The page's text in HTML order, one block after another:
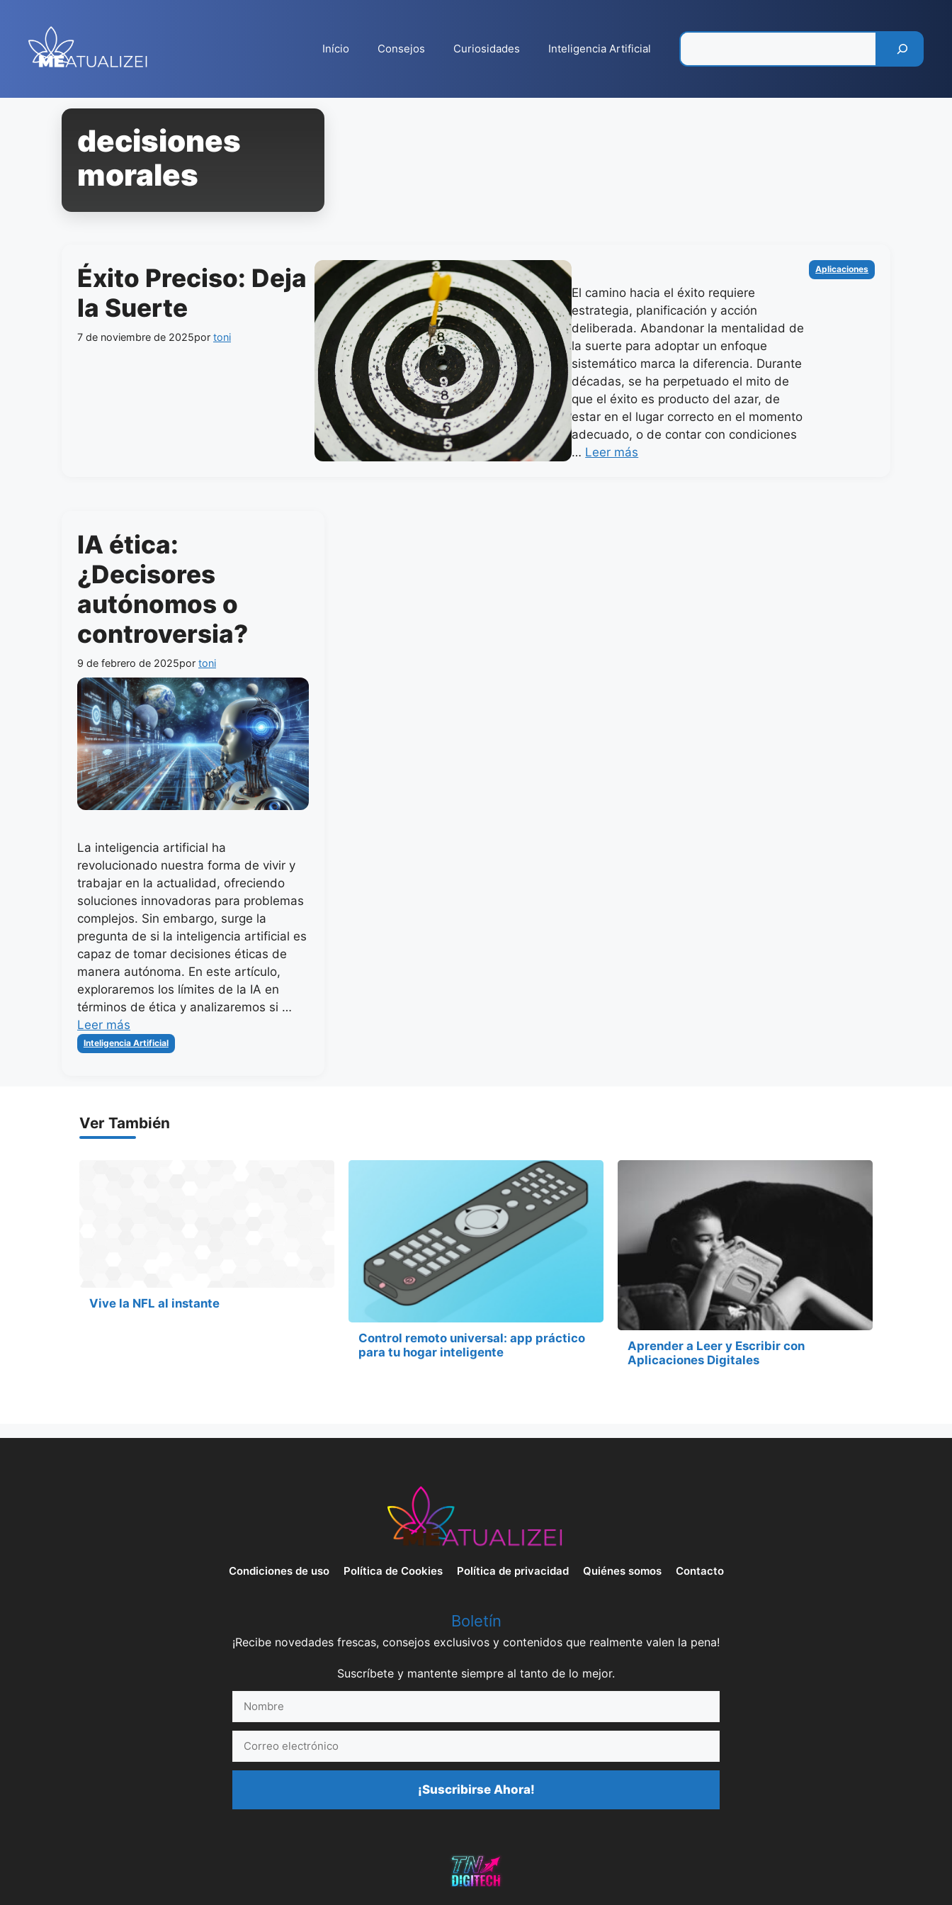
contenido
Início Consejos Curiosidades Inteligencia Artificial
decisiones
morales
Éxito Preciso: Deja
la Suerte
7 de noviembre de 2025por toni
El camino hacia el éxito requiere
estrategia, planificación y acción
deliberada. Abandonar la mentalidad de
la suerte para adoptar un enfoque
sistemático marca la diferencia. Durante
décadas, se ha perpetuado el mito de
que el éxito es producto del azar, de
estar en el lugar correcto en el momento
adecuado, o de contar con condiciones
… Leer más
Categorías
Aplicaciones
IA ética:
¿Decisores
autónomos o
controversia?
9 de febrero de 2025por toni
La inteligencia artificial ha
revolucionado nuestra forma de vivir y
trabajar en la actualidad, ofreciendo
soluciones innovadoras para problemas
complejos. Sin embargo, surge la
pregunta de si la inteligencia artificial es
capaz de tomar decisiones éticas de
manera autónoma. En este artículo,
exploraremos los límites de la IA en
términos de ética y analizaremos si …
Leer más
Categorías
Inteligencia Artificial
Ver También
Vive la NFL al instante
Control remoto universal: app práctico
para tu hogar inteligente
Aprender a Leer y Escribir con
Aplicaciones Digitales
Condiciones de uso Política de Cookies Política de privacidad Quiénes somos Contacto
Boletín
¡Recibe novedades frescas, consejos exclusivos y contenidos que realmente valen la pena!
Suscríbete y mantente siempre al tanto de lo mejor.
electrónico
¡Suscribirse Ahora!